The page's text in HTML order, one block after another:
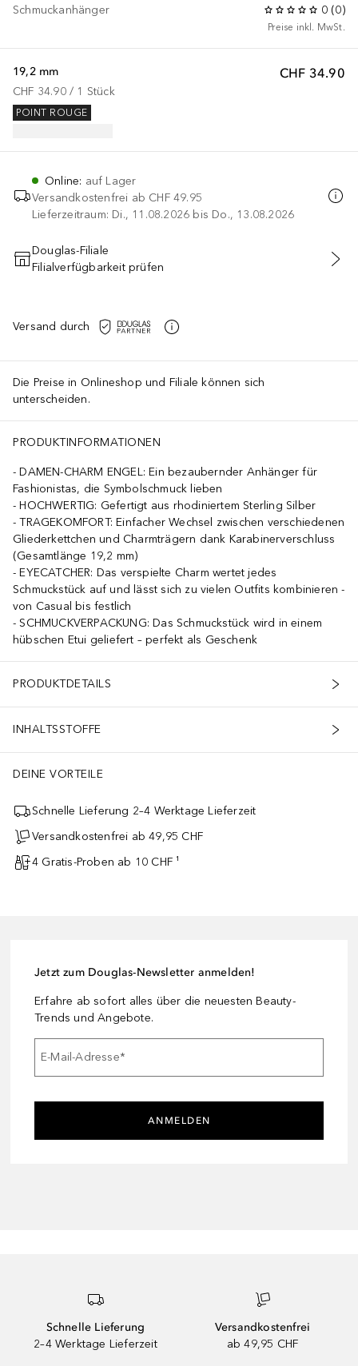
Schmuckanhänger 0 (0)
Preise inkl. MwSt.
CHF 34.90
19,2 mm
CHF 34.90 / 1 Stück
POINT ROUGE
Online: auf Lager
Versandkostenfrei ab CHF 49.95
Lieferzeitraum: Di., 11.08.2026 bis Do., 13.08.2026
IN DEN WARENKORB
Douglas-Filiale
Filialverfügbarkeit prüfen
Versand durch
Die Preise in Onlineshop und Filiale können sich
unterscheiden.
PRODUKTINFORMATIONEN
DAMEN-CHARM ENGEL: Ein bezaubernder Anhänger für
Fashionistas, die Symbolschmuck lieben
HOCHWERTIG: Gefertigt aus rhodiniertem Sterling Silber
TRAGEKOMFORT: Einfacher Wechsel zwischen verschiedenen
Gliederkettchen und Charmträgern dank Karabinerverschluss
(Gesamtlänge 19,2 mm)
EYECATCHER: Das verspielte Charm wertet jedes
Schmuckstück auf und lässt sich zu vielen Outfits kombinieren -
von Casual bis festlich
SCHMUCKVERPACKUNG: Das Schmuckstück wird in einem
hübschen Etui geliefert – perfekt als Geschenk
PRODUKTDETAILS
INHALTSSTOFFE
DEINE VORTEILE
Schnelle Lieferung 2–4 Werktage Lieferzeit
Versandkostenfrei ab 49,95 CHF
4 Gratis-Proben ab 10 CHF ¹
Jetzt zum Douglas-Newsletter anmelden!
Erfahre ab sofort alles über die neuesten Beauty-
Trends und Angebote.
E-Mail-Adresse*
ANMELDEN
Schnelle Lieferung
2–4 Werktage Lieferzeit
Versandkostenfrei
ab 49,95 CHF